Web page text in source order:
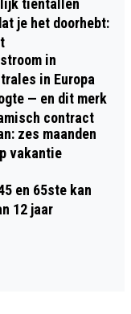
tientallen
je het doorhebt:
in
in Europa
— en dit merk
contract
zes maanden
vakantie
en 65ste kan
12 jaar